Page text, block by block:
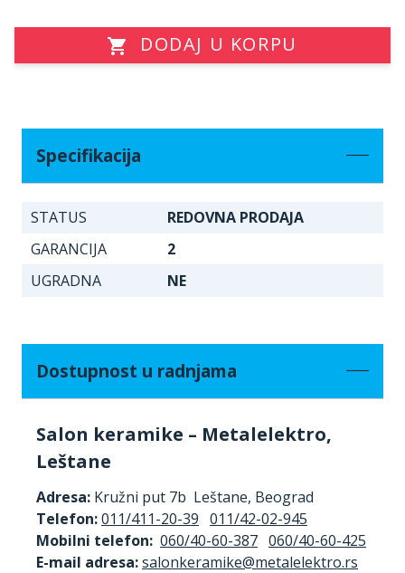
DODAJ U KORPU
Specifikacija
STATUS
REDOVNA PRODAJA
GARANCIJA
2
UGRADNA
NE
Dostupnost u radnjama
Salon keramike – Metalelektro,
Leštane
Adresa: Kružni put 7b Leštane, Beograd
Telefon:011/411-20-39 011/42-02-945
Mobilni telefon: 060/40-60-387 060/40-60-425
E-mail adresa: